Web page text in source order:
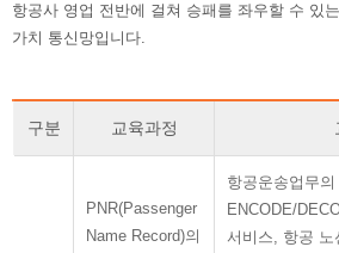
항공사 영업 전반에 걸쳐 승패를 좌우할 수 있
가치 통신망입니다.
구분 교육과정
PNR(Passenger
Name Record)의
항공운송업무의
ENCODE/
서비스, 항공 노